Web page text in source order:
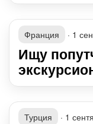
Франция · 1
Ищу
Турция · 1